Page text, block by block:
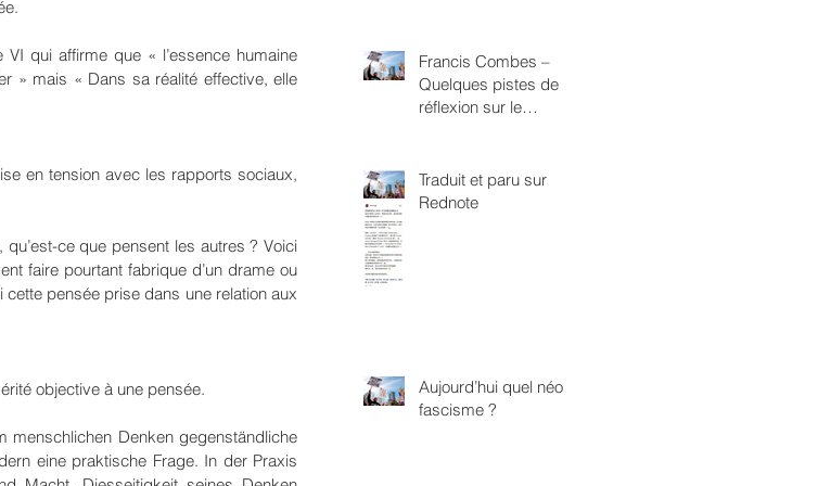
qui affirme que « l’essence humaine
» mais « Dans sa réalité effective, elle
en tension avec les rapports sociaux,
ce que pensent les autres ? Voici
faire pourtant fabrique d’un drame ou
pensée prise dans une relation aux
objective à une pensée.
menschlichen Denken gegenständliche
eine praktische Frage. In der Praxis
Francis Combes –
Quelques pistes de
réflexion sur le
Traduit et paru sur
Rednote
Aujourd’hui quel néo
fascisme ?